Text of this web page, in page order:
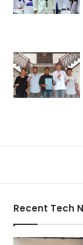
Recent Tech